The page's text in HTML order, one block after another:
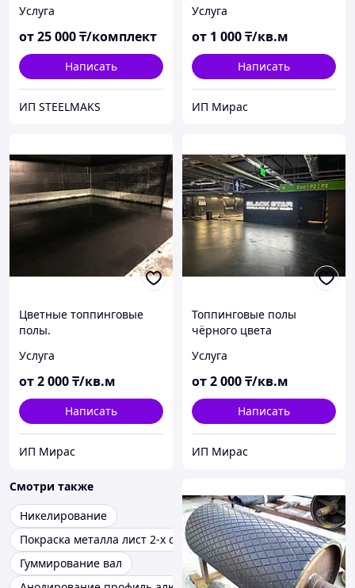
Услуга
от25 000₸/комплект
Написать
ИП STEELMAKS
Услуга
от 1 000₸/кв.м
Написать
ИП Мирас
Цветные топпинговые
полы.
Услуга
от2 000₸/кв.м
Написать
ИП Мирас
Топпинговые полы
чёрного цвета
Услуга
от2 000₸/кв.м
Написать
ИП Мирас
Смотри также
Никелирование
Покраска металла лист 2-х слойный
Гуммирование вал